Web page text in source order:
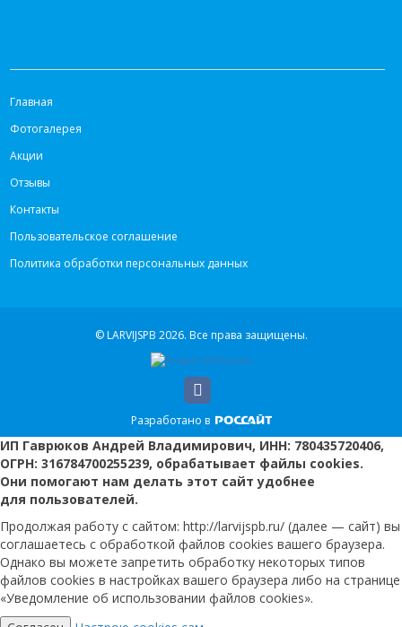
Главная
Фотогалерея
Акции
Отзывы
Контакты
Пользовательское соглашение
Политика обработки персональных данных
© LARVIJSPB 2026. Все права защищены.
Разработано в
ИП Гаврюков Андрей Владимирович, ИНН: 780435720406,
ОГРН: 316784700255239, обрабатывает файлы cookies.
Они помогают нам делать этот сайт удобнее
для пользователей.
Продолжая работу с сайтом: http://larvijspb.ru/ (далее — сайт) вы
соглашаетесь с обработкой файлов cookies вашего браузера.
Однако вы можете запретить обработку некоторых типов
файлов cookies в настройках вашего браузера либо на странице
«Уведомление об использовании файлов cookies».